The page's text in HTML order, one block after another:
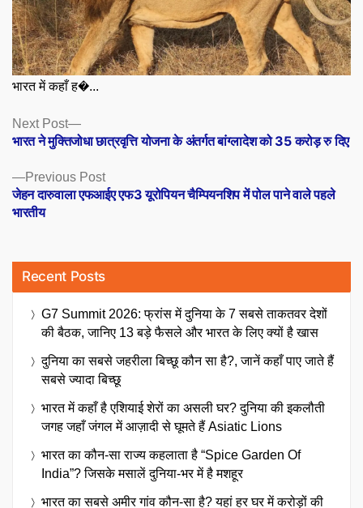
भारत में कहाँ ह�...
Posts
navigation
Previous PostPrevious
post:
जेहन दारुवाला एफआईए एफ3 यूरोपियन चैम्पियनशिप में पोल पाने वाले पहले
भारतीय
Next Post
Next
post:
भारत ने मुक्तिजोधा छात्रवृत्ति योजना के अंतर्गत बांग्लादेश को 35 करोड़ रु दिए
Recent Posts
G7 Summit 2026: फ्रांस में दुनिया के 7 सबसे ताकतवर देशों
की बैठक, जानिए 13 बड़े फैसले और भारत के लिए क्यों है खास
दुनिया का सबसे जहरीला बिच्छू कौन सा है?, जानें कहाँ पाए जाते हैं
सबसे ज्यादा बिच्छू
भारत में कहाँ है एशियाई शेरों का असली घर? दुनिया की इकलौती
जगह जहाँ जंगल में आज़ादी से घूमते हैं Asiatic Lions
भारत का कौन-सा राज्य कहलाता है “Spice Garden Of
India”? जिसके मसालें दुनिया-भर में है मशहूर
भारत का सबसे अमीर गांव कौन-सा है? यहां हर घर में करोड़ों की